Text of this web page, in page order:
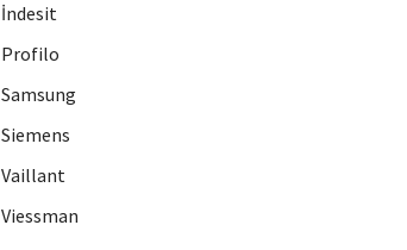
İndesit
Profilo
Samsung
Siemens
Vaillant
Viessman